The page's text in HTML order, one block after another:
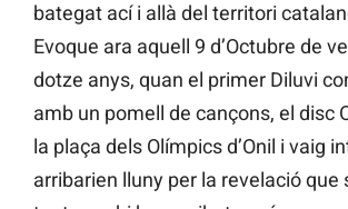
bategat ací i allà del territori
Evoque ara aquell 9 d’Octubre de
dotze anys, quan el primer Diluvi
amb un pomell de cançons, el disc
la plaça dels Olímpics d’Onil i vaig
arribarien lluny per la revelació que